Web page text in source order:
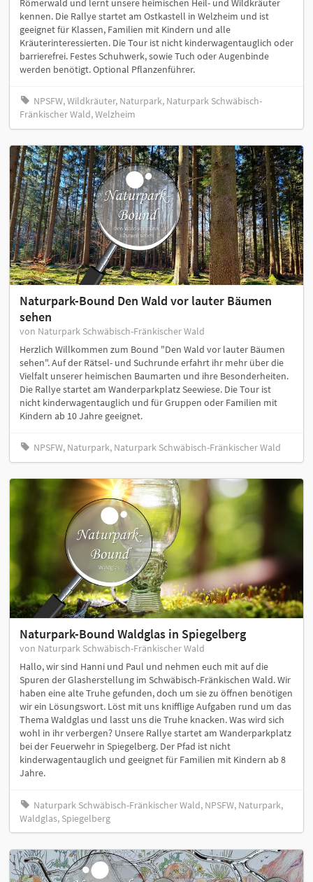
kennen. Die Rallye startet am Ostkastell in Welzheim und ist
geeignet für Klassen, Familien mit Kindern und alle
Kräuterinteressierten. Die Tour ist nicht kinderwagentauglich oder
barrierefrei. Festes Schuhwerk, sowie Tuch oder Augenbinde
werden benötigt. Optional Pflanzenführer.
NPSFW, Wildkräuter, Naturpark, Naturpark Schwäbisch-
Fränkischer Wald, Welzheim
Naturpark-Bound Den Wald vor lauter Bäumen
sehen
von Naturpark Schwäbisch-Fränkischer Wald
Herzlich Willkommen zum Bound "Den Wald vor lauter Bäumen
sehen". Auf der Rätsel- und Suchrunde erfahrt ihr mehr über die
Vielfalt unserer heimischen Baumarten und ihre Besonderheiten.
Die Rallye startet am Wanderparkplatz Seewiese. Die Tour ist
nicht kinderwagentauglich und für Gruppen oder Familien mit
Kindern ab 10 Jahre geeignet.
NPSFW, Naturpark, Naturpark Schwäbisch-Fränkischer Wald
Naturpark-Bound Waldglas in Spiegelberg
von Naturpark Schwäbisch-Fränkischer Wald
Hallo, wir sind Hanni und Paul und nehmen euch mit auf die
Spuren der Glasherstellung im Schwäbisch-Fränkischen Wald. Wir
haben eine alte Truhe gefunden, doch um sie zu öffnen benötigen
wir ein Lösungswort. Löst mit uns knifflige Aufgaben rund um das
Thema Waldglas und lasst uns die Truhe knacken. Was wird sich
wohl in ihr verbergen? Unsere Rallye startet am Wanderparkplatz
bei der Feuerwehr in Spiegelberg. Der Pfad ist nicht
kinderwagentauglich und geeignet für Familien mit Kindern ab 8
Jahre.
Naturpark Schwäbisch-Fränkischer Wald, NPSFW, Naturpark,
Waldglas, Spiegelberg